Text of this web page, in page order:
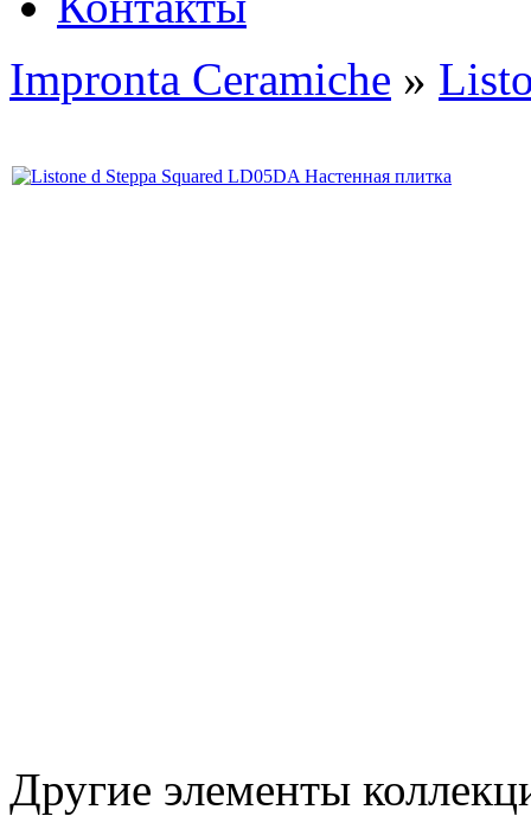
Impronta Ceramiche »
Другие элементы